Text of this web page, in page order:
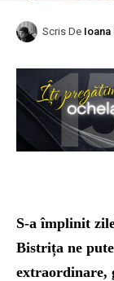
Scris De Ioana
S-a împlinit
Bistrița ne
extraordinare,